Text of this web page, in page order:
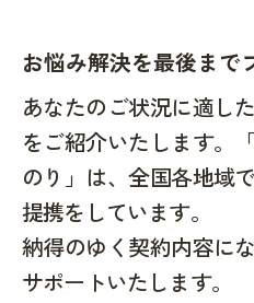
お悩み解決を最後まで
あなたのご状況に適し
をご紹介いたします。
のり」は、全国各地域
提携をしています。
納得のゆく契約内容に
サポートいたします。